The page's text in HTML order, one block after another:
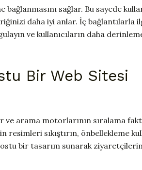
sağlar. Bu sayede
daha iyi anlar. İç bağlantılarla
ve kullanıcıların daha
Bir Web Sitesi
ve arama motorlarının sıralama
sıkıştırın, önbellekleme
bir tasarım sunarak